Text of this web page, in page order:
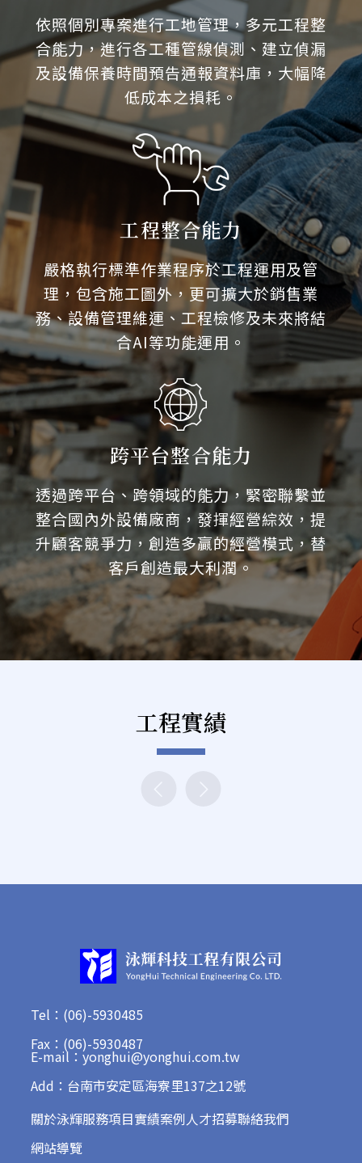
依照個別專案進行工地管理，多元工程整
合能力，進行各工種管線偵測、建立偵漏
及設備保養時間預告通報資料庫，大幅降
低成本之損耗。
工程整合能力
嚴格執行標準作業程序於工程運用及管
理，包含施工圖外，更可擴大於銷售業
務、設備管理維運、工程檢修及未來將結
合AI等功能運用。
跨平台整合能力
透過跨平台、跨領域的能力，緊密聯繫並
整合國內外設備廠商，發揮經營綜效，提
升顧客競爭力，創造多贏的經營模式，替
客戶創造最大利潤。
工程實績
Tel：(06)-5930485
Fax：(06)-5930487
E-mail：yonghui@yonghui.com.tw
Add：台南市安定區海寮里137之12號
關於泳輝服務項目實績案例人才招募聯絡我們
網站導覽